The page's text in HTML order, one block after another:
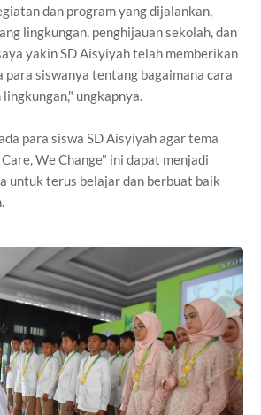
dan program yang dijalankan,
lingkungan, penghijauan sekolah, dan
yakin SD Aisyiyah telah memberikan
para siswanya tentang bagaimana cara
ungkapnya.
para siswa SD Aisyiyah agar tema
We Change" ini dapat menjadi
untuk terus belajar dan berbuat baik